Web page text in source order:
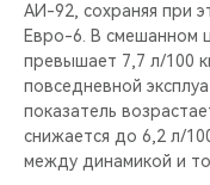
АИ-92, сохраняя при
Евро-6. В смешанном
превышает 7,7 л/100
повседневной
показатель
снижается до 6,2 л/
между динамикой и